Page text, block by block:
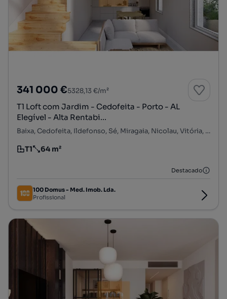
341 000 €5328,13 €/m²
T1 Loft com Jardim - Cedofeita - Porto - AL
Elegível - Alta Rentabi...
Baixa, Cedofeita, Ildefonso, Sé, Miragaia, Nicolau, Vitória, Porto, Porto
Tipologia
T1
Preço por metro quadrado
64 m²
Destacado
100 Domus - Med. Imob. Lda.
Profissional